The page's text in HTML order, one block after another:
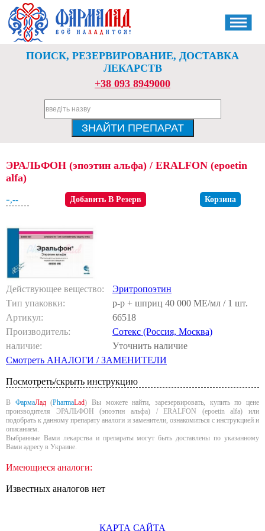
ПОИСК, РЕЗЕРВИРОВАНИЕ, ДОСТАВКА
ЛЕКАРСТВ
+38 093 8949000
ЭРАЛЬФОН (эпоэтин альфа) / ERALFON (epoetin
alfa)
-,-- Добавить В Резерв Корзина
Действующее вещество:
Эритропоэтин
Тип упаковки:
р-р + шприц 40 000 МЕ/мл / 1 шт.
Артикул:
66518
Производитель:
Сотекс (Россия, Москва)
наличие:
Уточнить наличие
Смотреть АНАЛОГИ / ЗАМЕНИТЕЛИ
Посмотреть/скрыть инструкцию
В ФармаЛад(PharmaLad) Вы можете найти, зарезервировать, купить по цене
производителя ЭРАЛЬФОН (эпоэтин альфа) / ERALFON (epoetin alfa) или
подобрать к данному препарату аналоги и заменители, ознакомиться с инструкцией и
описанием.
Выбранные Вами лекарства и препараты могут быть доставлены по указанному
Вами адресу в Украине.
Имеющиеся аналоги:
Известных аналогов нет
КАРТА САЙТА